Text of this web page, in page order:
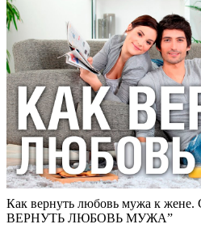
Как вернуть любовь мужа к
ВЕРНУТЬ ЛЮБОВЬ МУЖА”